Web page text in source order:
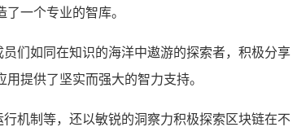
一个专业的智库。
们如同在知识的海洋中遨游的探索者，积极分享
提供了坚实而强大的智力支持。
机制等，还以敏锐的洞察力积极探索区块链在不